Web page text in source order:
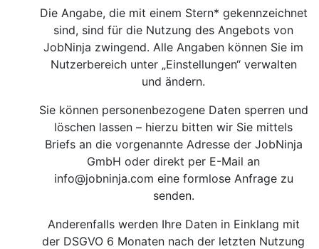
Die Angabe, die mit einem Stern* gekennzeichnet
sind, sind für die Nutzung des Angebots von
JobNinja zwingend. Alle Angaben können Sie im
Nutzerbereich unter „Einstellungen“ verwalten
und ändern.
Sie können personenbezogene Daten sperren und
löschen lassen – hierzu bitten wir Sie mittels
Briefs an die vorgenannte Adresse der JobNinja
GmbH oder direkt per E-Mail an
info@jobninja.com eine formlose Anfrage zu
senden.
Anderenfalls werden Ihre Daten in Einklang mit
der DSGVO 6 Monaten nach der letzten Nutzung